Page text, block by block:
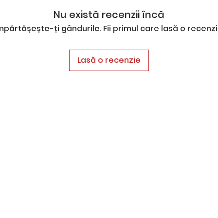
Nu există recenzii încă
ți gândurile. Fii primul care lasă o
Lasă o recenzie